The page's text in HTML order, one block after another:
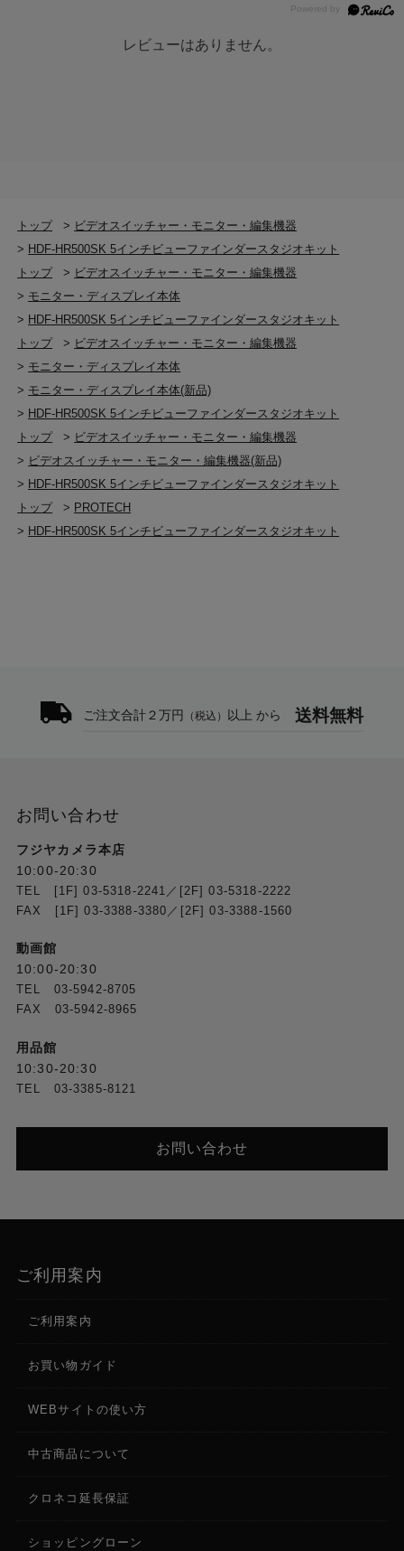
レビューはありません。
トップ > ビデオスイッチャー・モニター・編集機器
> HDF-HR500SK 5インチビューファインダースタジオキット
トップ
> ビデオスイッチャー・モニター・編集機器
> モニター・ディスプレイ本体
> HDF-HR500SK 5インチビューファインダースタジオキット
トップ
> ビデオスイッチャー・モニター・編集機器
> モニター・ディスプレイ本体
> モニター・ディスプレイ本体(新品)
> HDF-HR500SK 5インチビューファインダースタジオキット
トップ
> ビデオスイッチャー・モニター・編集機器
> ビデオスイッチャー・モニター・編集機器(新品)
> HDF-HR500SK 5インチビューファインダースタジオキット
トップ
> PROTECH
> HDF-HR500SK 5インチビューファインダースタジオキット
ご注文合計２万円 （税込） 以上 から 送料無料
お問い合わせ
フジヤカメラ本店
10:00-20:30
TEL [1F] 03-5318-2241／[2F] 03-5318-2222
FAX [1F] 03-3388-3380／[2F] 03-3388-1560
動画館
10:00-20:30
TEL 03-5942-8705
FAX 03-5942-8965
用品館
10:30-20:30
TEL 03-3385-8121
お問い合わせ
ご利用案内
ご利用案内
お買い物ガイド
WEBサイトの使い方
中古商品について
クロネコ延長保証
ショッピングローン